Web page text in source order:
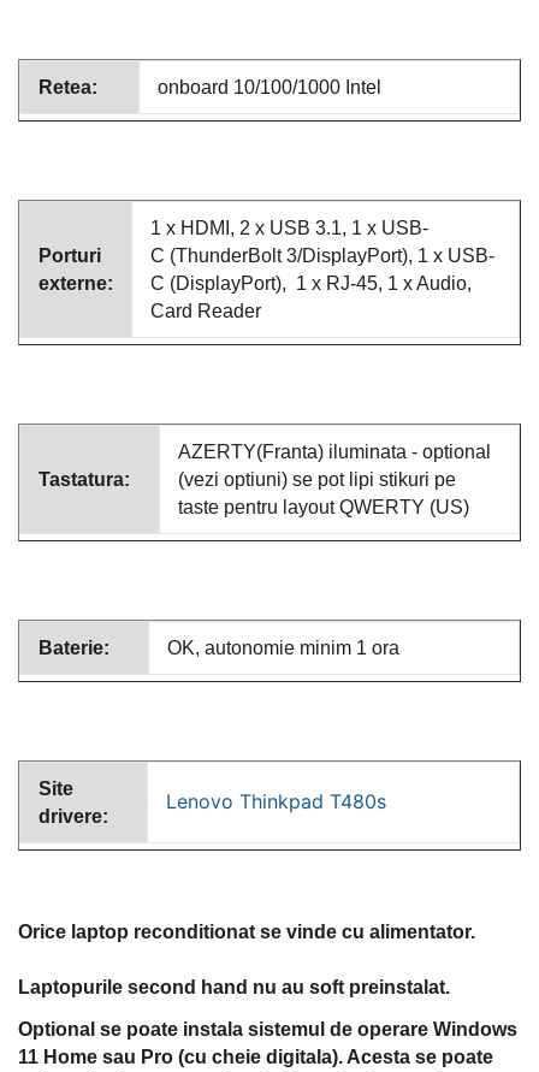
Retea: onboard 10/100/1000 Intel
Porturi
externe:
1 x HDMI, 2 x USB 3.1, 1 x USB-
C (ThunderBolt 3/DisplayPort), 1 x USB-
C (DisplayPort), 1 x RJ-45, 1 x Audio,
Card Reader
Tastatura:
AZERTY(Franta) iluminata - optional
(vezi optiuni) se pot lipi stikuri pe
taste pentru layout QWERTY (US)
Baterie: OK, autonomie minim 1 ora
Site
drivere:
Lenovo Thinkpad T480s
Orice laptop reconditionat se vinde cu alimentator.
Laptopurile second hand nu au soft preinstalat.
Optional se poate instala sistemul de operare Windows
11 Home sau Pro (cu cheie digitala). Acesta se poate